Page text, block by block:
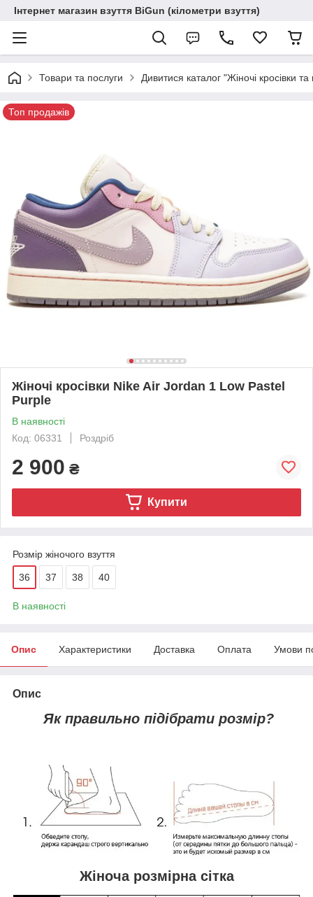
Інтернет магазин взуття BiGun (кілометри взуття)
Товари та послуги Дивитися каталог "Жіночі кросівки та
Топ продажів
Жіночі кросівки Nike Air Jordan 1 Low Pastel
Purple
В наявності
Код: 06331
Роздріб
2 900 ₴
Купити
Розмір жіночого взуття
36 37 38 40
В наявності
Опис Характеристики Доставка Оплата Умови
Опис
Як правильно підібрати розмір?
Жіноча розмірна сітка